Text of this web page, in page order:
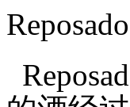
Reposado